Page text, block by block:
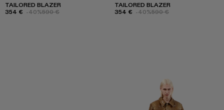
TAILORED BLAZER
354 € -40%590 €
TAILORED BLAZER
354 € -40%590 €